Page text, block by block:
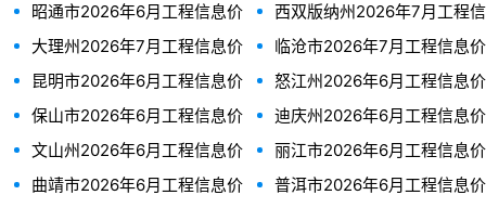
昭通市2026年6月工程信息价
西双版纳州2026年7月工程信
息价
大理州2026年7月工程信息价
临沧市2026年7月工程信息价
昆明市2026年6月工程信息价
怒江州2026年6月工程信息价
保山市2026年6月工程信息价
迪庆州2026年6月工程信息价
文山州2026年6月工程信息价
丽江市2026年6月工程信息价
曲靖市2026年6月工程信息价
普洱市2026年6月工程信息价